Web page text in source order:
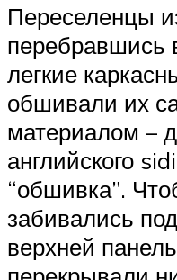
Переселенцы
перебравшись
легкие
обшивали их
материалом –
английского
“обшивка”.
забивались
верхней